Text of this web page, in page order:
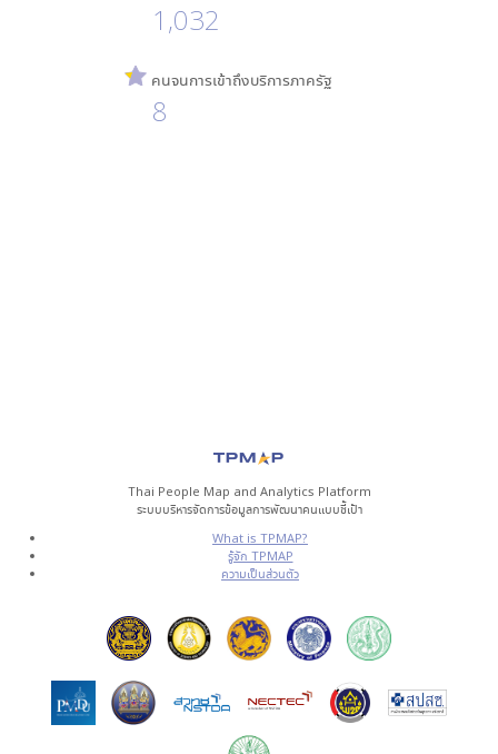
1,032
คนจนการเข้าถึงบริการภาครัฐ
8
Thai People Map and Analytics Platform
ระบบบริหารจัดการข้อมูลการพัฒนาคนแบบชี้เป้า
What is TPMAP?
รู้จัก TPMAP
ความเป็นส่วนตัว